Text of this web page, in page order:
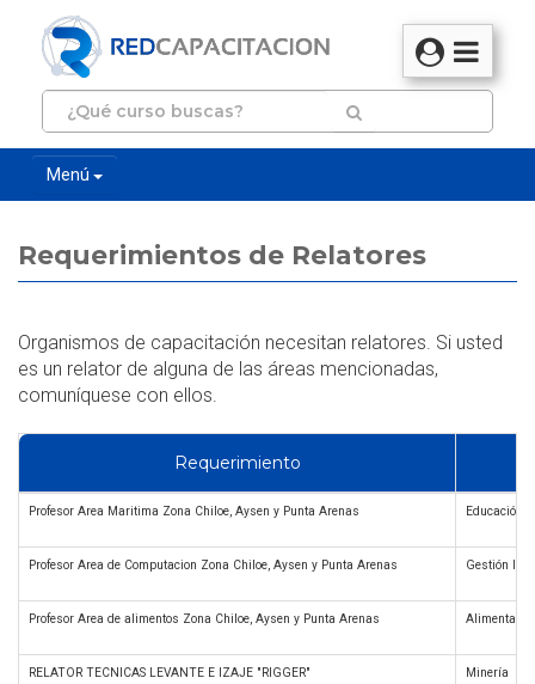
Menú
Requerimientos de Relatores
Organismos de capacitación necesitan relatores. Si usted
es un relator de alguna de las áreas mencionadas,
comuníquese con ellos.
Requerimiento
Profesor Area Maritima Zona Chiloe, Aysen y Punta Arenas Educación
Profesor Area de Computacion Zona Chiloe, Aysen y Punta Arenas Gestión
Profesor Area de alimentos Zona Chiloe, Aysen y Punta Arenas
RELATOR TECNICAS LEVANTE E IZAJE "RIGGER" Minería